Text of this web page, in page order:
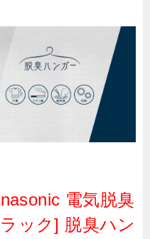
電気脱臭
ック] 脱臭ハン